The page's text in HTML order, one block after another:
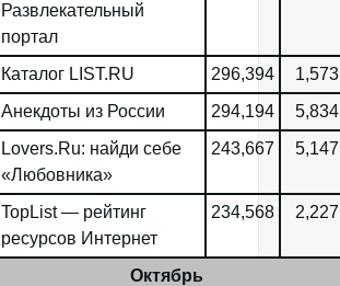
Развлекательный
портал
Каталог LIST.RU 296,394
Анекдоты из России 294,194
Lovers.Ru: найди себе
«Любовника»
243,667
TopList — рейтинг
ресурсов Интернет
234,568
Октябрь